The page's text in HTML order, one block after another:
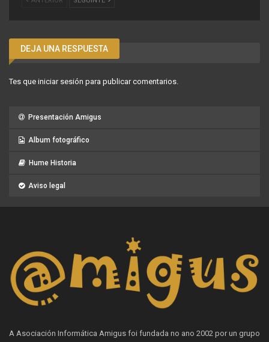
DEJA UNA RESPUESTA
Tes que iniciar sesión para publicar comentarios.
Presentación Amigus
Album fotográfico
Hume Historia
Aviso legal
A Asociación Informática Amigus foi fundada no ano 2002 por un grupo